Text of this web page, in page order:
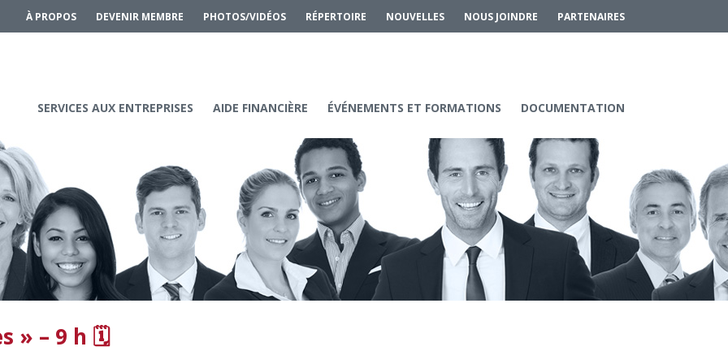
À PROPOS DEVENIR MEMBRE PHOTOS/VIDÉOS RÉPERTOIRE NOUVELLES NOUS JOINDRE PARTENAIRES
SERVICES AUX ENTREPRISES AIDE FINANCIÈRE ÉVÉNEMENTS ET FORMATIONS DOCUMENTATION
» – 9 h 🗓